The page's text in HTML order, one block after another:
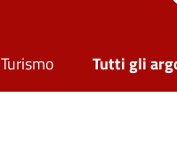
Turismo Tutti gli